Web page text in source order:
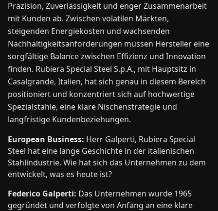
Präzision, Zuverlässigkeit und enger Zusammenarbeit
mit Kunden ab. Zwischen volatilen Märkten,
steigenden Energiekosten und wachsenden
Nachhaltigkeitsanforderungen müssen Hersteller eine
sorgfältige Balance zwischen Effizienz und Innovation
finden. Rubiera Special Steel S.p.A., mit Hauptsitz in
Casalgrande, Italien, hat sich genau in diesem Bereich
positioniert und konzentriert sich auf hochwertige
Spezialstähle, eine klare Nischenstrategie und
langfristige Kundenbeziehungen.
European Business: Herr Galperti, Rubiera Special
Steel hat eine lange Geschichte in der italienischen
Stahlindustrie. Wie hat sich das Unternehmen zu dem
entwickelt, was es heute ist?
Federico Galperti: Das Unternehmen wurde 1965
gegründet und verfolgte von Anfang an eine klare